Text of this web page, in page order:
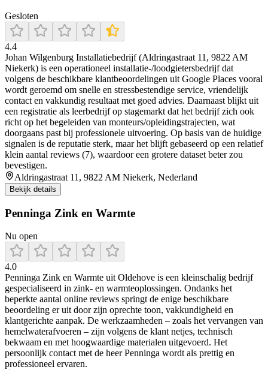
Gesloten
4.4
Johan Wilgenburg Installatiebedrijf (Aldringastraat 11, 9822 AM
Niekerk) is een operationeel installatie-/loodgietersbedrijf dat
volgens de beschikbare klantbeoordelingen uit Google Places vooral
wordt geroemd om snelle en stressbestendige service, vriendelijk
contact en vakkundig resultaat met goed advies. Daarnaast blijkt uit
een registratie als leerbedrijf op stagemarkt dat het bedrijf zich ook
richt op het begeleiden van monteurs/opleidingstrajecten, wat
doorgaans past bij professionele uitvoering. Op basis van de huidige
signalen is de reputatie sterk, maar het blijft gebaseerd op een relatief
klein aantal reviews (7), waardoor een grotere dataset beter zou
bevestigen.
Aldringastraat 11, 9822 AM Niekerk, Nederland
Bekijk details
Penninga Zink en Warmte
Nu open
4.0
Penninga Zink en Warmte uit Oldehove is een kleinschalig bedrijf
gespecialiseerd in zink- en warmteoplossingen. Ondanks het
beperkte aantal online reviews springt de enige beschikbare
beoordeling er uit door zijn oprechte toon, vakkundigheid en
klantgerichte aanpak. De werkzaamheden – zoals het vervangen van
hemelwaterafvoeren – zijn volgens de klant netjes, technisch
bekwaam en met hoogwaardige materialen uitgevoerd. Het
persoonlijk contact met de heer Penninga wordt als prettig en
professioneel ervaren.